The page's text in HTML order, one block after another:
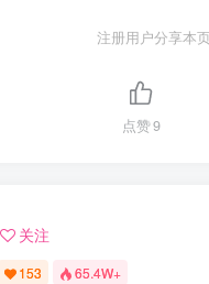
注册用户分享本
点赞9
关注
153 65.4W+